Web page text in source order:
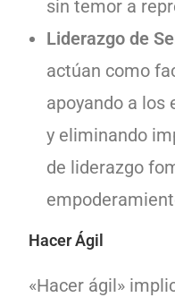
sin temor a
Liderazgo de
actúan como
apoyando a los
y eliminando
de liderazgo
Hacer Ágil
«Hacer ágil»